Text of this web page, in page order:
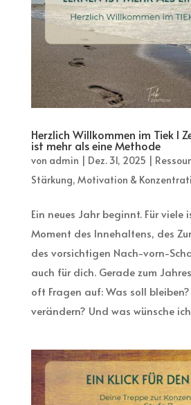
Herzlich Willkommen im Tiek I
ist mehr als eine Methode
von admin | Dez. 31, 2025 |
Stärkung, Motivation &
Ein neues Jahr beginnt. Für viele
Moment des Innehaltens, des
des vorsichtigen Nach-vorn-
auch für dich. Gerade zum
oft Fragen auf: Was soll
verändern? Und was wünsche